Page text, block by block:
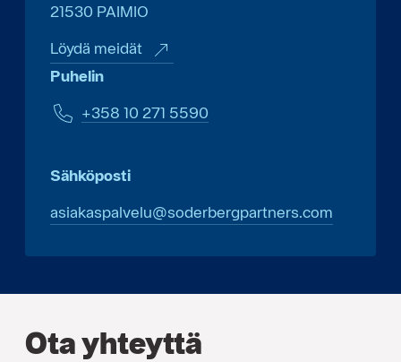
21530 PAIMIO
Löydä meidät
Puhelin
+358 10 271 5590
Sähköposti
asiakaspalvelu@soderbergpartners.com
Ota yhteyttä